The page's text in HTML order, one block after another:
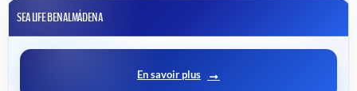
SEA LIFE BENALMÁDENA
En savoir plus